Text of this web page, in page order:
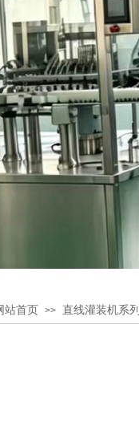
站首页 >> 直线灌装机系列